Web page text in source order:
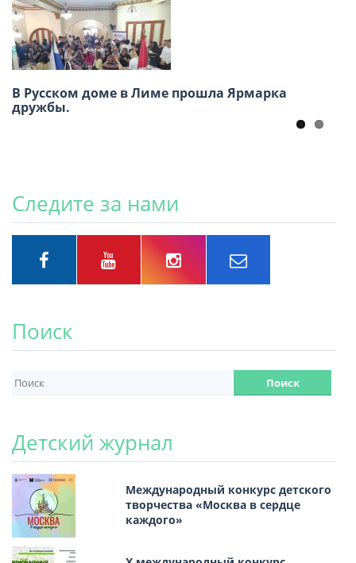
В Русском доме в Лиме прошла Ярмарка
дружбы.
Заседание ВКС россйских
соотечественников16-17 июня, г. Москва
Следите за нами
Поиск
Детский журнал
Международный конкурс детского
творчества «Москва в сердце
каждого»